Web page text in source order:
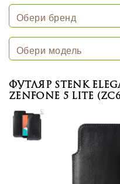
Футляр Stenk
ZenFone 5 Lite